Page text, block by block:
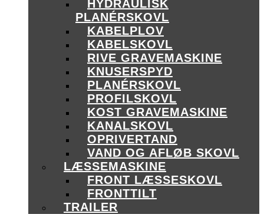
HYDRAULISK
PLANÉRSKOVL
KABELPLOV
KABELSKOVL
RIVE GRAVEMASKINE
KNUSERSPYD
PLANÉRSKOVL
PROFILSKOVL
KOST GRAVEMASKINE
KANALSKOVL
OPRIVERTAND
VAND OG AFLØB SKOVL
LÆSSEMASKINE
FRONT LÆSSESKOVL
FRONTTILT
TRAILER